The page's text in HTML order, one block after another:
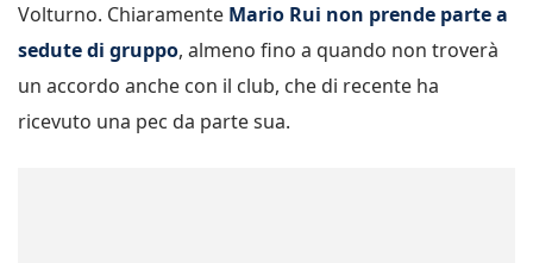
Volturno. Chiaramente Mario Rui non prende parte a
sedute di gruppo, almeno fino a quando non troverà
un accordo anche con il club, che di recente ha
ricevuto una pec da parte sua.